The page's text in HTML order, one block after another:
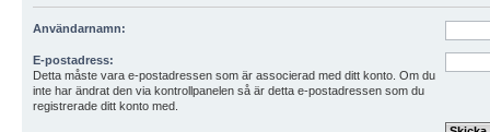
Användarnamn:
E-postadress:
Detta måste vara e-postadressen som är associerad med ditt konto. Om du
inte har ändrat den via kontrollpanelen så är detta e-postadressen som du
registrerade ditt konto med.